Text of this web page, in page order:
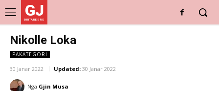
GJ
DRITARE E RE
Nikolle Loka
PAKATEGORI
30 Janar 2022 Updated: 30 Janar 2022
Nga Gjin Musa